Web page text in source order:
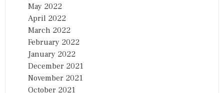
May 2022
April 2022
March 2022
February 2022
January 2022
December 2021
November 2021
October 2021